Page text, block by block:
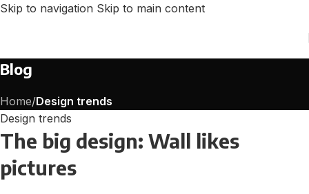
Skip to navigation Skip to main content
Blog
Home/Design trends
Design trends
The big design: Wall likes
pictures